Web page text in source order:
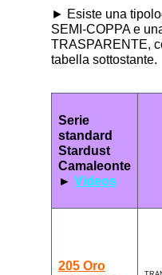
► Esiste una
SEMI-COPPA e
TRASPARENTE,
tabella sottostante.
Serie
standard
Stardust
Camaleonte
► Videos
205 Oro